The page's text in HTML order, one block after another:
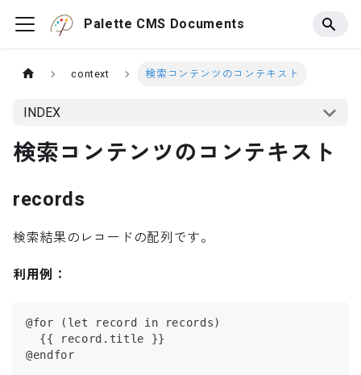
Palette CMS Documents
context 検索コンテンツのコンテキスト
INDEX
検索コンテンツのコンテキスト
records
検索結果のレコードの配列です。
利用例：
@for (let record in records)
  {{ record.title }}
@endfor